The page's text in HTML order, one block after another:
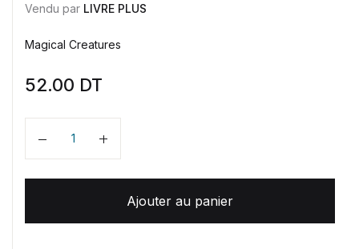
Vendu par LIVRE PLUS
Magical Creatures
52.00 DT
Quantité
Ajouter au panier